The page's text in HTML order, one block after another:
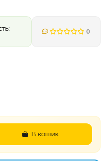
0
В кошик